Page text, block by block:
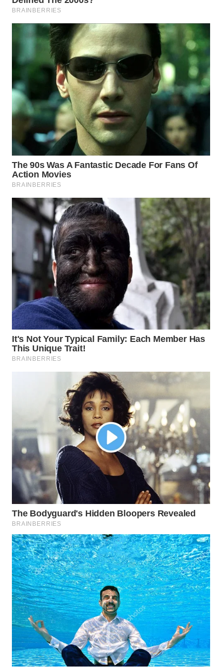
WN
BOGOR
WN
TAPANULI
UTARA
WN
SAMOSIR
WN
LAWAS
WN
SUMEDANG
WN
CIANJUR
WN
KEPULAUAN
SERIBU
WN
TANGERANG
WN
CIREBON
WN
INDRAMAYU
WN
KUNINGAN
MAJALENGKA
WN
SUBANG
WN
SUKABUMI
WN
PURWAKARTA